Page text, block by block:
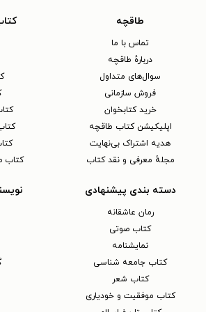
طاقچه
تماس با ما
دربارهٔ طاقچه
سوال‌های متداول
فروش سازمانی
خرید کتابخوان
اپلیکیشن کتاب طاقچه
هدیه اشتراک بی‌نهایت
مجلهٔ معرفی و نقد کتاب
کتاب
دسته بندی پیشنهادی
رمان عاشقانه
کتاب‌ صوتی
نمایشنامه
کتاب جامعه شناسی
کتاب شعر
کتاب موفقیت و خودیاری